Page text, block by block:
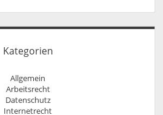
Kategorien
Allgemein
Arbeitsrecht
Datenschutz
Internetrecht